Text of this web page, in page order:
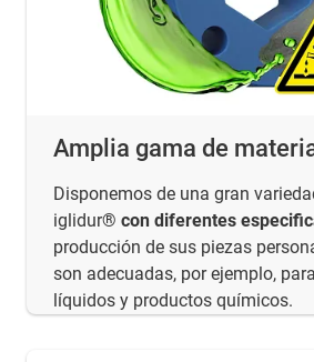
Amplia gama de
Disponemos de una gran
iglidur® con diferentes
producción de sus piezas
son adecuadas, por ejemplo,
líquidos y productos químicos.